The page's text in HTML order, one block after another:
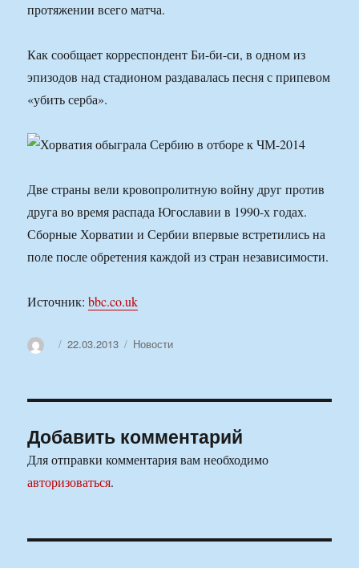
протяжении всего матча.
Как сообщает корреспондент Би-би-си, в одном из
эпизодов над стадионом раздавалась песня с припевом
«убить серба».
Две страны вели кровопролитную войну друг против
друга во время распада Югославии в 1990-х годах.
Сборные Хорватии и Сербии впервые встретились на
поле после обретения каждой из стран независимости.
Источник:bbc.co.uk
АвторОпубликовано
22.03.2013 Рубрики
Новости
Добавить комментарий
Для отправки комментария вам необходимо
авторизоваться.